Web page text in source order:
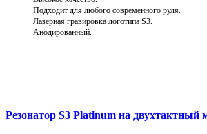
Подходит для любого современного руля.
Лазерная гравировка логотипа S3.
Анодированный.
Резонатор S3 Platinum на двухтактный